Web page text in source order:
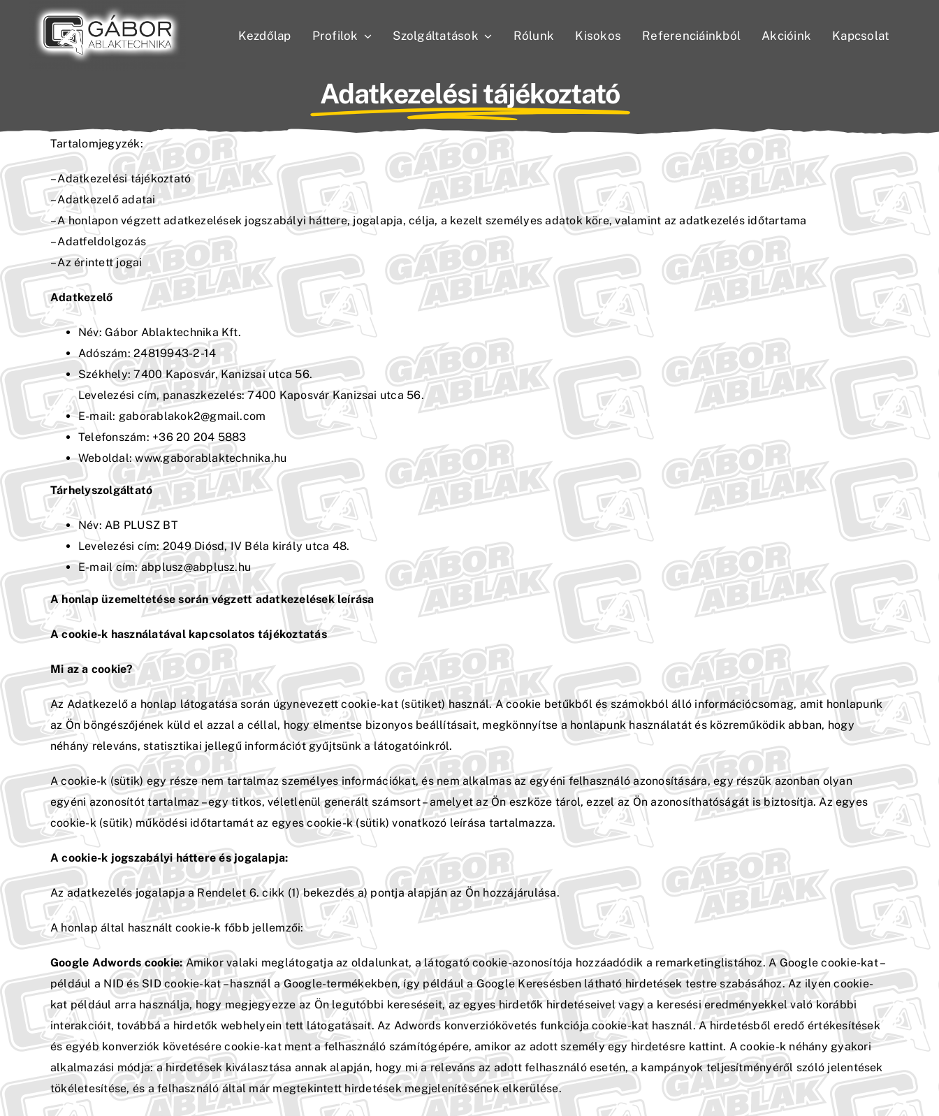
content
Kezdőlap Profilok Szolgáltatások Rólunk Kisokos Referenciáinkból Akcióink Kapcsolat
Adatkezelési tájékoztató
Tartalomjegyzék:
– Adatkezelési tájékoztató
– Adatkezelő adatai
– A honlapon végzett adatkezelések jogszabályi háttere, jogalapja, célja, a kezelt személyes adatok köre, valamint az adatkezelés időtartama
– Adatfeldolgozás
– Az érintett jogai
Adatkezelő
Név: Gábor Ablaktechnika Kft.
Adószám: 24819943-2-14
Székhely: 7400 Kaposvár, Kanizsai utca 56.
Levelezési cím, panaszkezelés: 7400 Kaposvár Kanizsai utca 56.
E-mail: gaborablakok2@gmail.com
Telefonszám: +36 20 204 5883
Weboldal: www.gaborablaktechnika.hu
Tárhelyszolgáltató
Név: AB PLUSZ BT
Levelezési cím: 2049 Diósd, IV Béla király utca 48.
E-mail cím: abplusz@abplusz.hu
A honlap üzemeltetése során végzett adatkezelések leírása
A cookie-k használatával kapcsolatos tájékoztatás
Mi az a cookie?
Az Adatkezelő a honlap látogatása során úgynevezett cookie-kat (sütiket) használ. A cookie betűkből és számokból álló információcsomag, amit honlapunk
az Ön böngészőjének küld el azzal a céllal, hogy elmentse bizonyos beállításait, megkönnyítse a honlapunk használatát és közreműködik abban, hogy
néhány releváns, statisztikai jellegű információt gyűjtsünk a látogatóinkról.
A cookie-k (sütik) egy része nem tartalmaz személyes információkat, és nem alkalmas az egyéni felhasználó azonosítására, egy részük azonban olyan
egyéni azonosítót tartalmaz – egy titkos, véletlenül generált számsort – amelyet az Ön eszköze tárol, ezzel az Ön azonosíthatóságát is biztosítja. Az egyes
cookie-k (sütik) működési időtartamát az egyes cookie-k (sütik) vonatkozó leírása tartalmazza.
A cookie-k jogszabályi háttere és jogalapja:
Az adatkezelés jogalapja a Rendelet 6. cikk (1) bekezdés a) pontja alapján az Ön hozzájárulása.
A honlap által használt cookie-k főbb jellemzői:
Google Adwords cookie:Amikor valaki meglátogatja az oldalunkat, a látogató cookie-azonosítója hozzáadódik a remarketinglistához. A Google cookie-kat –
például a NID és SID cookie-kat – használ a Google-termékekben, így például a Google Keresésben látható hirdetések testre szabásához. Az ilyen cookie-
kat például arra használja, hogy megjegyezze az Ön legutóbbi kereséseit, az egyes hirdetők hirdetéseivel vagy a keresési eredményekkel való korábbi
interakcióit, továbbá a hirdetők webhelyein tett látogatásait. Az Adwords konverziókövetés funkciója cookie-kat használ. A hirdetésből eredő értékesítések
és egyéb konverziók követésére cookie-kat ment a felhasználó számítógépére, amikor az adott személy egy hirdetésre kattint. A cookie-k néhány gyakori
alkalmazási módja: a hirdetések kiválasztása annak alapján, hogy mi a releváns az adott felhasználó esetén, a kampányok teljesítményéről szóló jelentések
tökéletesítése, és a felhasználó által már megtekintett hirdetések megjelenítésének elkerülése.